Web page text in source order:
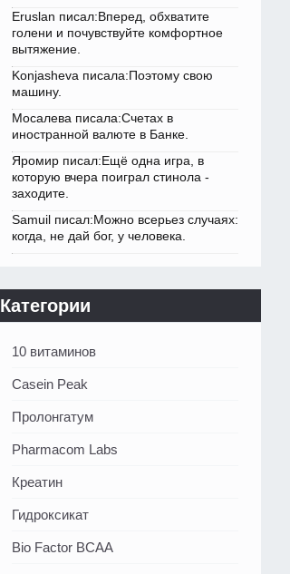
Eruslan писал:Вперед, обхватите
голени и почувствуйте комфортное
вытяжение.
Konjasheva писала:Поэтому свою
машину.
Мосалева писала:Счетах в
иностранной валюте в Банке.
Яромир писал:Ещё одна игра, в
которую вчера поиграл стинола -
заходите.
Samuil писал:Можно всерьез случаях:
когда, не дай бог, у человека.
Категории
10 витаминов
Casein Peak
Пролонгатум
Pharmacom Labs
Креатин
Гидроксикат
Bio Factor BCAA